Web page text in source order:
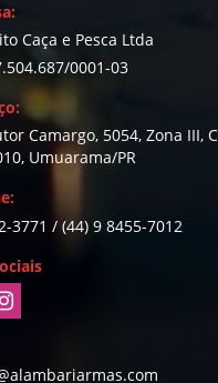
Caça e Pesca Ltda
0001-03
Camargo, 5054, Zona III,
Umuarama/PR
3771 / (44) 9 8455-7012